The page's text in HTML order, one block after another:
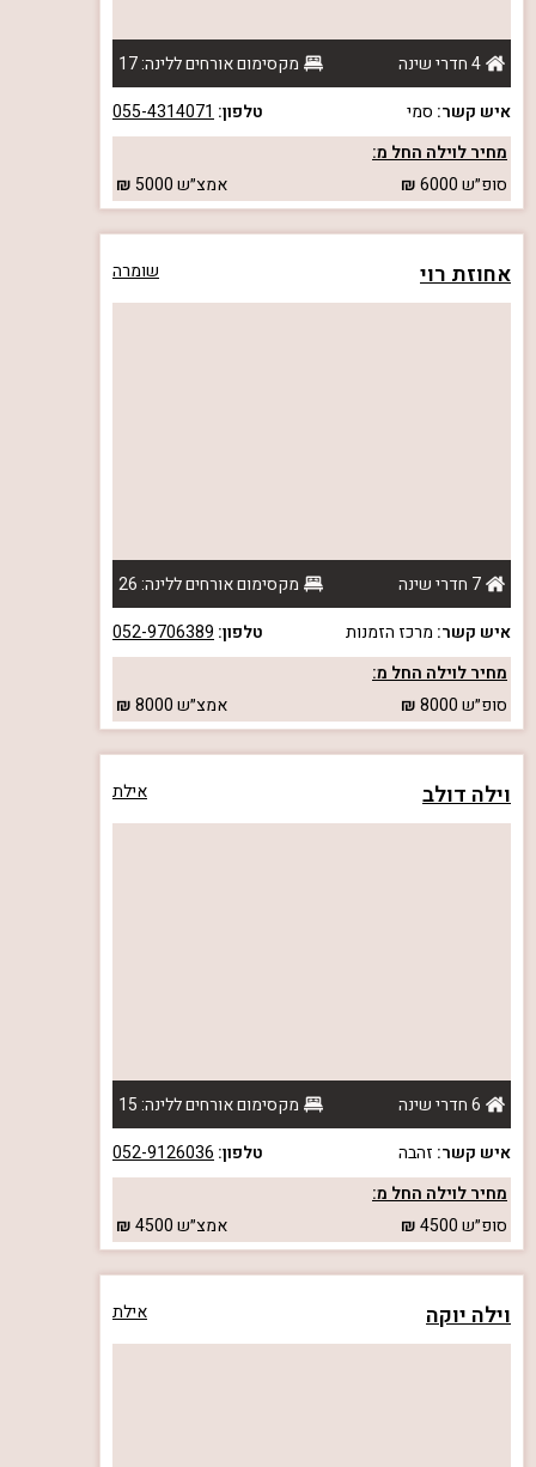
4 חדרי שינה
מקסימום אורחים ללינה: 17
איש קשר: סמי טלפון: 055-4314071
מחיר לוילה החל מ:
סופ״ש6000 אמצ״ש5000
אחוזת רוי שומרה
7 חדרי שינה
מקסימום אורחים ללינה: 26
איש קשר: מרכז הזמנות טלפון: 052-9706389
מחיר לוילה החל מ:
סופ״ש8000 אמצ״ש8000
וילה דולב אילת
6 חדרי שינה
מקסימום אורחים ללינה: 15
איש קשר: זהבה טלפון: 052-9126036
מחיר לוילה החל מ:
סופ״ש4500 אמצ״ש4500
וילה יוקה אילת